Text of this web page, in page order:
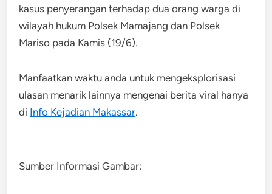
kasus penyerangan terhadap dua orang warga di
wilayah hukum Polsek Mamajang dan Polsek
Mariso pada Kamis (19/6).
Manfaatkan waktu anda untuk mengeksplorisasi
ulasan menarik lainnya mengenai berita viral hanya
di Info Kejadian Makassar.
Sumber Informasi Gambar: